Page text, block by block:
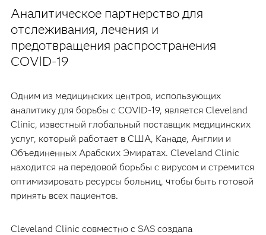
Аналитическое партнерство для
отслеживания, лечения и
предотвращения распространения
COVID-19
Одним из медицинских центров, использующих
аналитику для борьбы с COVID-19, является Cleveland
Clinic, известный глобальный поставщик медицинских
услуг, который работает в США, Канаде, Англии и
Объединенных Арабских Эмиратах. Cleveland Clinic
находится на передовой борьбы с вирусом и стремится
оптимизировать ресурсы больниц, чтобы быть готовой
принять всех пациентов.
Cleveland Clinic совместно с SAS создала